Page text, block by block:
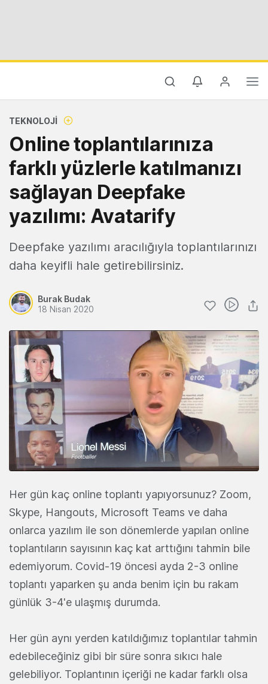
TEKNOLOJI
Online toplantılarınıza
farklı yüzlerle katılmanızı
sağlayan Deepfake
yazılımı: Avatarify
Deepfake yazılımı aracılığıyla toplantılarınızı
daha keyifli hale getirebilirsiniz.
Burak Budak
18 Nisan 2020
Her gün kaç online toplantı yapıyorsunuz? Zoom,
Skype, Hangouts, Microsoft Teams ve daha
onlarca yazılım ile son dönemlerde yapılan online
toplantıların sayısının kaç kat arttığını tahmin bile
edemiyorum. Covid-19 öncesi ayda 2-3 online
toplantı yaparken şu anda benim için bu rakam
günlük 3-4'e ulaşmış durumda.
Her gün aynı yerden katıldığımız toplantılar tahmin
edebileceğiniz gibi bir süre sonra sıkıcı hale
gelebiliyor. Toplantının içeriği ne kadar farklı olsa